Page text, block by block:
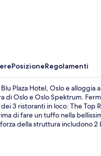
PosizioneRegolamenti
Plaza Hotel, Oslo e alloggia
di Oslo e Oslo Spektrum.
3 ristoranti in loco: The Top
di fare un tuffo nella
della struttura includono
gentile. Approfitta dei
metro T di Jernbanetorget è